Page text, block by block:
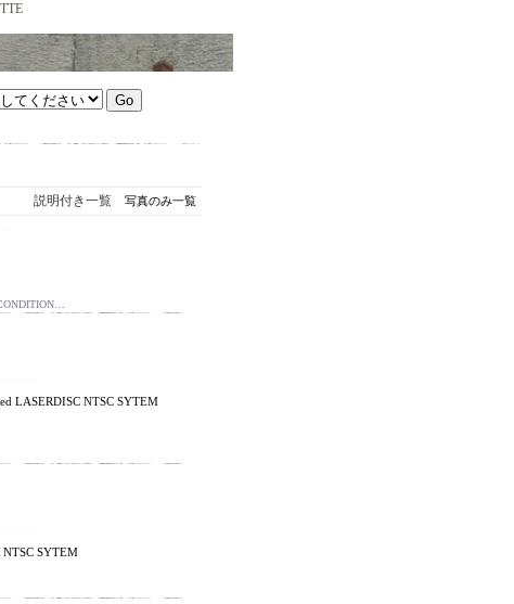
説明付き一覧 写真のみ一覧
LASERDISC NTSC SYTEM
SYTEM